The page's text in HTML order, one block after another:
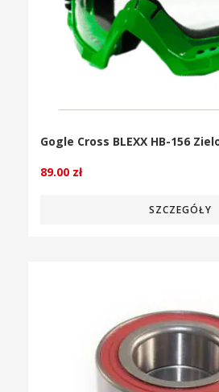
Gogle Cross BLEXX HB-156
89.00 zł
SZCZEGÓŁY